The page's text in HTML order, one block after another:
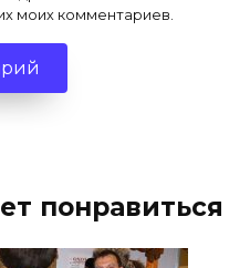
моих комментариев.
понравиться